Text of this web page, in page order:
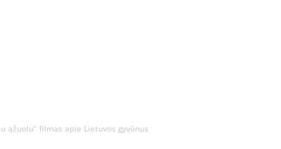
ąžuolu“ filmas apie Lietuvos gyvūnus